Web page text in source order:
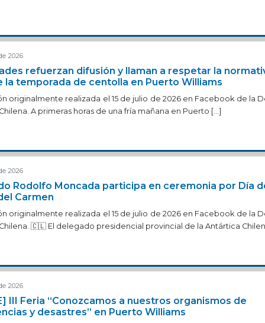
2026
refuerzan difusión y llaman a respetar la
la temporada de centolla en Puerto Williams
originalmente realizada el 15 de julio de 2026 en Facebook de la
A primeras horas de una fría mañana en Puerto […]
2026
Rodolfo Moncada participa en ceremonia por Día
Carmen
originalmente realizada el 15 de julio de 2026 en Facebook de la
🇨🇱 El delegado presidencial provincial de la Antártica
2026
III Feria “Conozcamos a nuestros organismos de
y desastres” en Puerto Williams